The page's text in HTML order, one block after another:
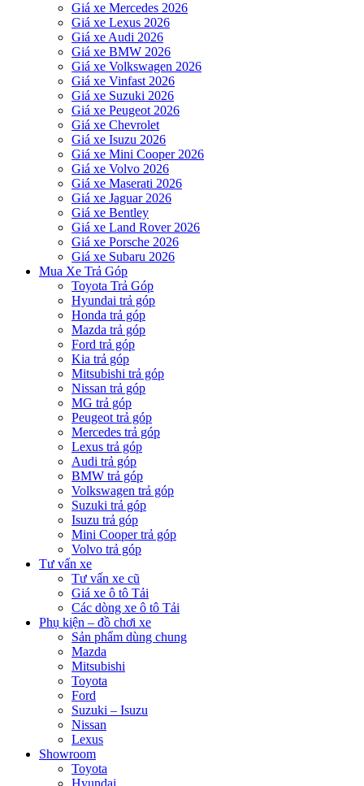
Giá xe Mercedes 2026
Giá xe Lexus 2026
Giá xe Audi 2026
Giá xe BMW 2026
Giá xe Volkswagen 2026
Giá xe Vinfast 2026
Giá xe Suzuki 2026
Giá xe Peugeot 2026
Giá xe Chevrolet
Giá xe Isuzu 2026
Giá xe Mini Cooper 2026
Giá xe Volvo 2026
Giá xe Maserati 2026
Giá xe Jaguar 2026
Giá xe Bentley
Giá xe Land Rover 2026
Giá xe Porsche 2026
Giá xe Subaru 2026
Mua Xe Trả Góp
Toyota Trả Góp
Hyundai trả góp
Honda trả góp
Mazda trả góp
Ford trả góp
Kia trả góp
Mitsubishi trả góp
Nissan trả góp
MG trả góp
Peugeot trả góp
Mercedes trả góp
Lexus trả góp
Audi trả góp
BMW trả góp
Volkswagen trả góp
Suzuki trả góp
Isuzu trả góp
Mini Cooper trả góp
Volvo trả góp
Tư vấn xe
Tư vấn xe cũ
Giá xe ô tô Tải
Các dòng xe ô tô Tải
Phụ kiện – đồ chơi xe
Sản phẩm dùng chung
Mazda
Mitsubishi
Toyota
Ford
Suzuki – Isuzu
Nissan
Lexus
Showroom
Toyota
Hyundai